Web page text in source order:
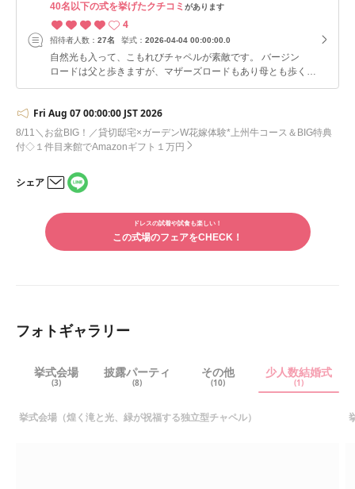
40名以下の式を挙げたクチコミ があります
4
招待者人数： 27名 挙式： 2026-04-04 00:00:00.0
自然光も入って、こもれびチャペルが素敵です。 バージン
ロードは父と歩きますが、マザーズロードもあり母とも歩く事
ができます。両親との時間が取れて、感謝も伝えられます。
等で色々と準備が出来ました。イメージも湧きやすく良かった
です。 プランナーさん始め、スタッフのみなさんが、私達の
様々なエピソードを聞いて下さり、それをもとに挙式、披露宴
のってくださりながら作り上げて下さったので、ゲストからの
感想は「2人らしい結婚式だったね」と言って頂くことが多
満足度も高かったです。
Fri Aug 07 00:00:00 JST 2026
8/11＼お盆BIG！／貸切邸宅×ガーデンW花嫁体験*上州牛コース＆BIG特典
付◇１件目来館でAmazonギフト１万円
シェア
ルで
シェ
アす
る
で
ドレスの試着や試食も楽しい！
この式場のフェアをCHECK！
フォトギャラリー
挙式会場
(3)
披露パーティ
(8)
その他
(10)
少人数結婚式
(1)
挙式会場（煌く滝と光、緑が祝福する独立型チャペル）